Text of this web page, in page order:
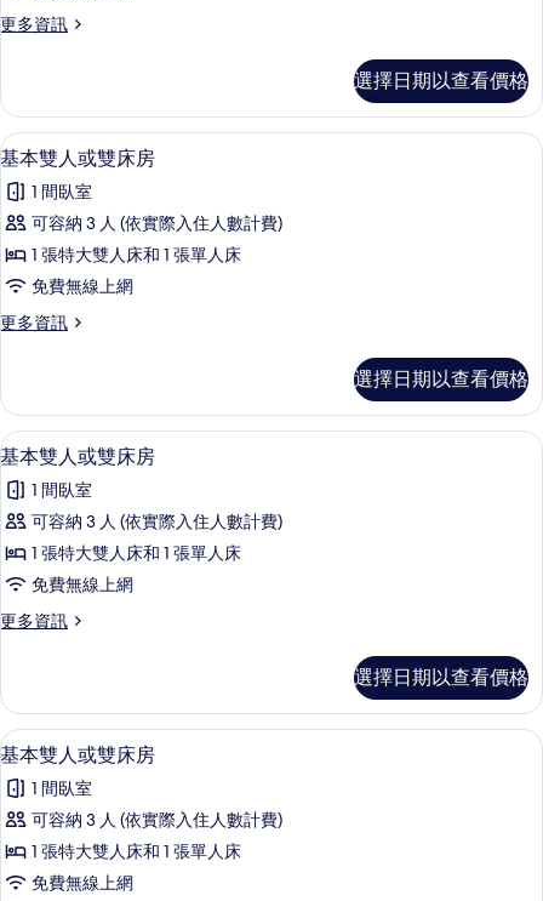
房
所
有
相
片
更多資訊
更
雙
人
房
詳
情
選擇日期以查看價格
顯
示
基
本
雙
或
床
房
的
所
有
相
片
12
基本雙人或雙床房
1 間臥室
可容納 3 人 (依實際入住人數計費)
1 張特大雙人床和 1 張單人床
免費無線上網
更多資訊
更
雙
人
或
床
房
詳
情
選擇日期以查看價格
顯
示
基
本
雙
或
床
房
的
所
有
相
片
12
基本雙人或雙床房
1 間臥室
可容納 3 人 (依實際入住人數計費)
1 張特大雙人床和 1 張單人床
免費無線上網
更多資訊
更
雙
人
或
床
房
詳
情
選擇日期以查看價格
顯
示
基
本
雙
12
基本雙人或雙床房
1 間臥室
可容納 3 人 (依實際入住人數計費)
1 張特大雙人床和 1 張單人床
免費無線上網